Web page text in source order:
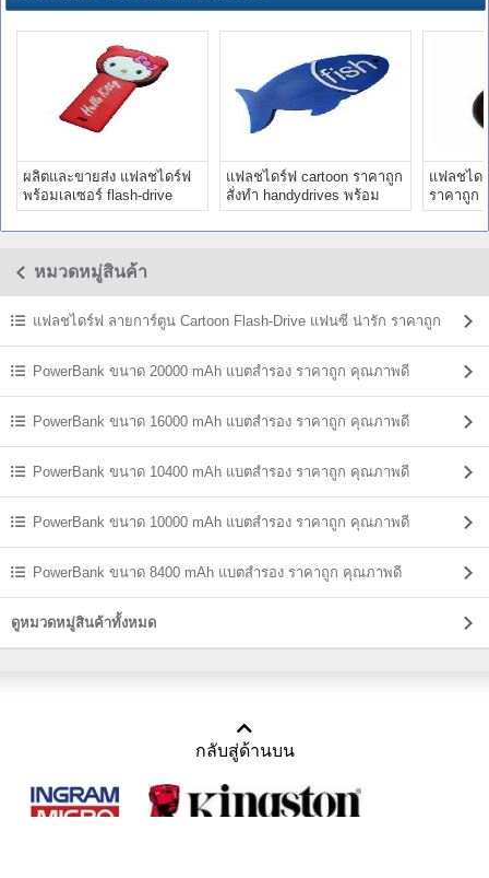
ผลิตและขายส่ง แฟลชไดร์ฟ
พร้อมเลเซอร์ flash-drive
แฟนซี แปลกๆ
แฟลชไดร์ฟ cartoon ราคาถูก
สั่งทำ handydrives พร้อม
เลเซอร์โลโก้
แฟลชได
ราคาถูก
ไดร์ฟสลั
หมวดหมู่สินค้า
แฟลชไดร์ฟ ลายการ์ตูน Cartoon Flash-Drive แฟนซี น่ารัก ราคาถูก
PowerBank ขนาด 20000 mAh แบตสํารอง ราคาถูก คุณภาพดี
PowerBank ขนาด 16000 mAh แบตสํารอง ราคาถูก คุณภาพดี
PowerBank ขนาด 10400 mAh แบตสํารอง ราคาถูก คุณภาพดี
PowerBank ขนาด 10000 mAh แบตสํารอง ราคาถูก คุณภาพดี
PowerBank ขนาด 8400 mAh แบตสํารอง ราคาถูก คุณภาพดี
ดูหมวดหมู่สินค้าทั้งหมด
กลับสู่ด้านบน